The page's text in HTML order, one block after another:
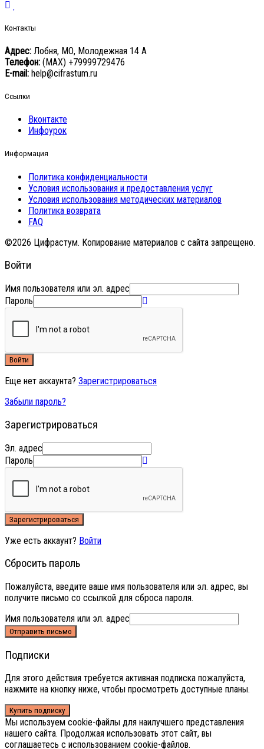
Контакты
Адрес: Лобня, МО, Молодежная 14 А
Телефон: (MAX) +79999729476
E-mail: help@cifrastum.ru
Ссылки
Вконтакте
Инфоурок
Информация
Политика конфиденциальности
Условия использования и предоставления услуг
Условия использования методических материалов
Политика возврата
FAQ
©2026 Цифрастум. Копирование материалов с сайта запрещено.
Войти
Имя пользователя или эл. адрес
Пароль
Войти
Еще нет аккаунта? Зарегистрироваться
Забыли пароль?
Зарегистрироваться
Эл. адрес
Пароль
Зарегистрироваться
Уже есть аккаунт? Войти
Сбросить пароль
Пожалуйста, введите ваше имя пользователя или эл. адрес, вы
получите письмо со ссылкой для сброса пароля.
Имя пользователя или эл. адрес
Отправить письмо
Подписки
Для этого действия требуется активная подписка пожалуйста,
нажмите на кнопку ниже, чтобы просмотреть доступные планы.
Купить подписку
Мы используем cookie-файлы для наилучшего представления
нашего сайта. Продолжая использовать этот сайт, вы
соглашаетесь с использованием cookie-файлов.